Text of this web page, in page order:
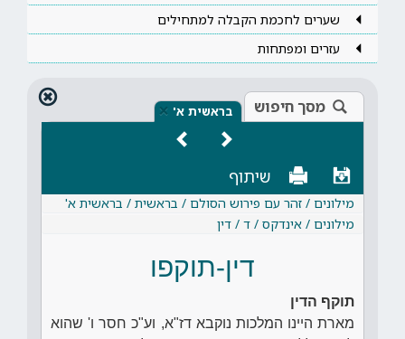
שערים לחכמת הקבלה למתחילים
עזרים ומפתחות
מסך חיפוש בראשית א' ×
שיתוף
מילונים / זהר עם פירוש הסולם / בראשית / בראשית א'
מילונים / אינדקס / ד / דין
דין-תוקפו
תוקף הדין
מארת היינו המלכות נוקבא דז"א, וע"כ חסר ו' שהוא